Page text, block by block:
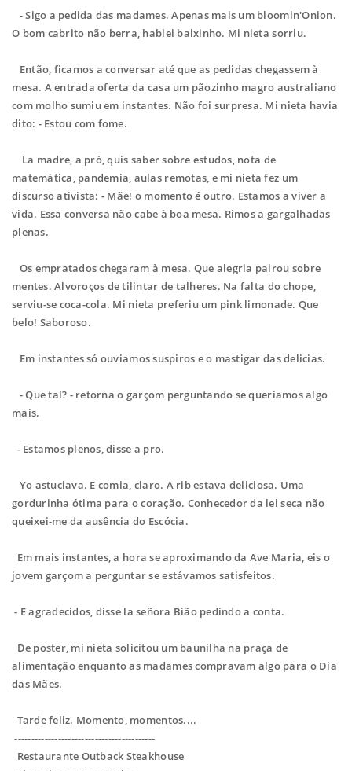
- Sigo a pedida das madames. Apenas mais um bloomin'Onion.
O bom cabrito não berra, hablei baixinho. Mi nieta sorriu.
Então, ficamos a conversar até que as pedidas chegassem à
mesa. A entrada oferta da casa um pãozinho magro australiano
com molho sumiu em instantes. Não foi surpresa. Mi nieta havia
dito: - Estou com fome.
La madre, a pró, quis saber sobre estudos, nota de
matemática, pandemia, aulas remotas, e mi nieta fez um
discurso ativista: - Mãe! o momento é outro. Estamos a viver a
vida. Essa conversa não cabe à boa mesa. Rimos a gargalhadas
plenas.
Os empratados chegaram à mesa. Que alegria pairou sobre
mentes. Alvoroços de tilintar de talheres. Na falta do chope,
serviu-se coca-cola. Mi nieta preferiu um pink limonade. Que
belo! Saboroso.
Em instantes só ouviamos suspiros e o mastigar das delicias.
- Que tal? - retorna o garçom perguntando se queríamos algo
mais.
- Estamos plenos, disse a pro.
Yo astuciava. E comia, claro. A rib estava deliciosa. Uma
gordurinha ótima para o coração. Conhecedor da lei seca não
queixei-me da ausência do Escócia.
Em mais instantes, a hora se aproximando da Ave Maria, eis o
jovem garçom a perguntar se estávamos satisfeitos.
- E agradecidos, disse la señora Bião pedindo a conta.
De poster, mi nieta solicitou um baunilha na praça de
alimentação enquanto as madames compravam algo para o Dia
das Mães.
Tarde feliz. Momento, momentos....
------------------------------------------
Restaurante Outback Steakhouse